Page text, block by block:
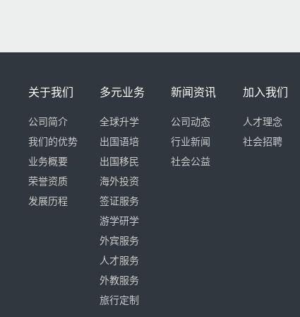
关于我们
公司简介
我们的优势
业务概要
荣誉资质
发展历程
多元业务
全球升学
出国语培
出国移民
海外投资
签证服务
游学研学
外宾服务
人才服务
外教服务
旅行定制
新闻资讯
公司动态
行业新闻
社会公益
加入我们
人才理念
社会招聘